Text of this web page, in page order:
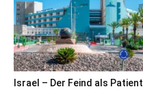
Israel – Der Feind als Patient